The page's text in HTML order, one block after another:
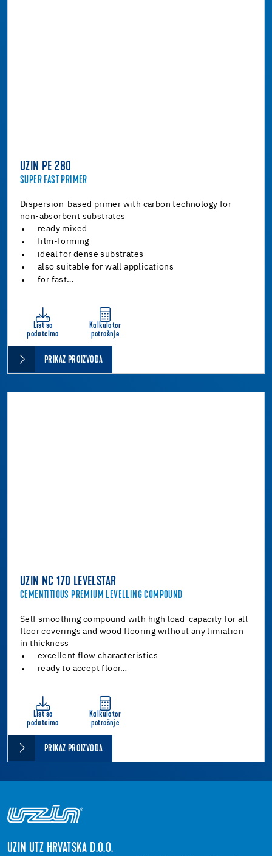
UZIN PE 280
SUPER FAST PRIMER
Dispersion-based primer with carbon technology for
non-absorbent substrates
ready mixed
film-forming
ideal for dense substrates
also suitable for wall applications
for fast…
List sa
podatcima
Kalkulator
potrošnje
PRIKAZ PROIZVODA
UZIN NC 170 LEVELSTAR
CEMENTITIOUS PREMIUM LEVELLING COMPOUND
Self smoothing compound with high load-capacity for all
floor coverings and wood flooring without any limiation
in thickness
excellent flow characteristics
ready to accept floor…
List sa
podatcima
Kalkulator
potrošnje
PRIKAZ PROIZVODA
UZIN UTZ HRVATSKA D.O.O.